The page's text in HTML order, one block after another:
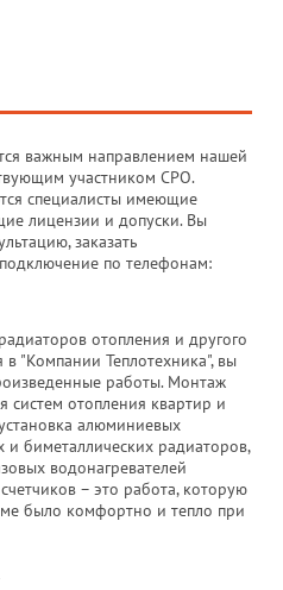
важным направлением нашей
участником СРО.
специалисты имеющие
лицензии и допуски. Вы
заказать
по телефонам:
отопления и другого
"Компании Теплотехника", вы
работы. Монтаж
систем отопления квартир и
алюминиевых
и биметаллических радиаторов,
водонагревателей
– это работа, которую
было комфортно и тепло при